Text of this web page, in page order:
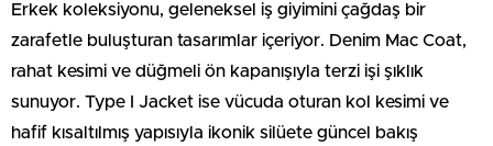
Erkek koleksiyonu, geleneksel iş giyimini çağdaş bir
zarafetle buluşturan tasarımlar içeriyor. Denim Mac Coat,
rahat kesimi ve düğmeli ön kapanışıyla terzi işi şıklık
sunuyor. Type I Jacket ise vücuda oturan kol kesimi ve
hafif kısaltılmış yapısıyla ikonik silüete güncel bakış